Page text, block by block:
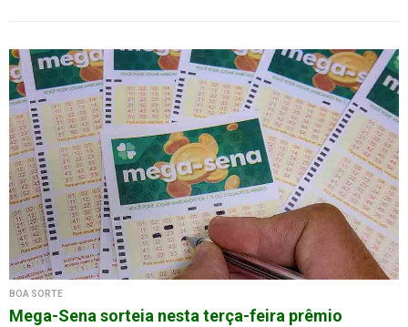
BOA SORTE
Mega-Sena sorteia nesta terça-feira prêmio